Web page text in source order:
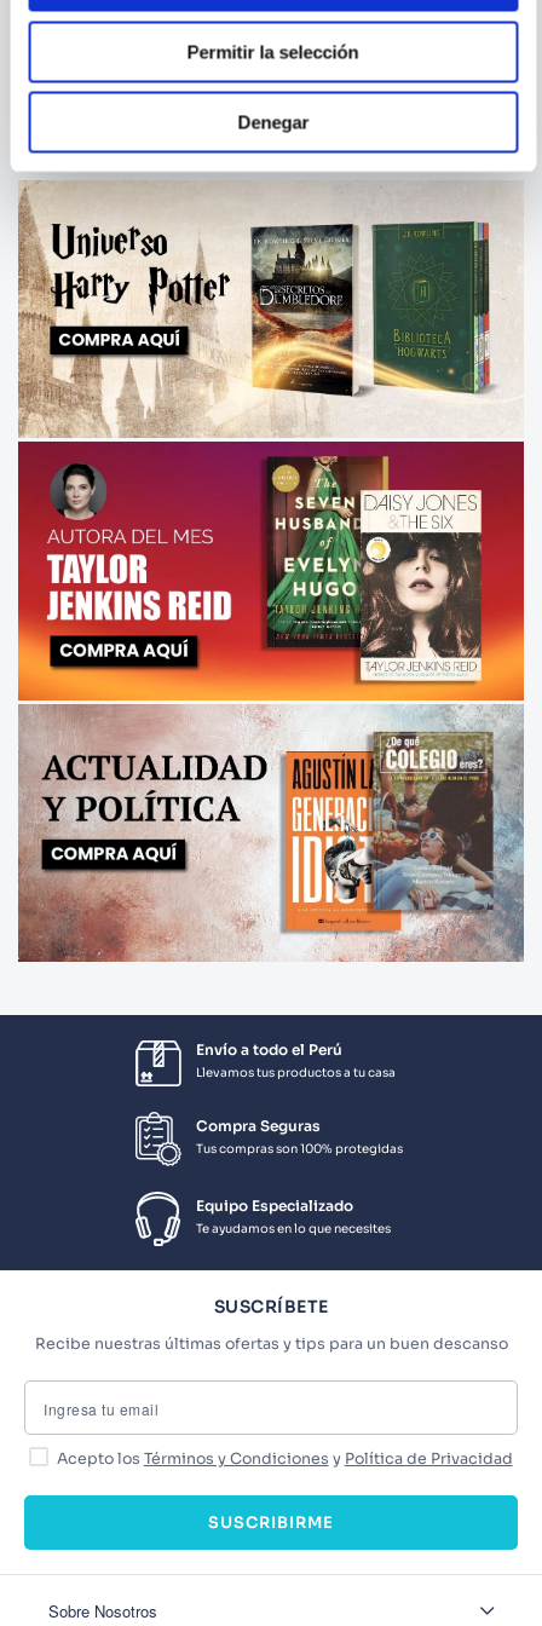
Permitir la selección
Denegar
NUESTRAS REGLAS EL PODER DEL AYUNO
Envío a todo el Perú
Llevamos tus productos a tu casa
Compra Seguras
Tus compras son 100% protegidas
Equipo Especializado
Te ayudamos en lo que necesites
SUSCRÍBETE
Recibe nuestras últimas ofertas y tips para un buen descanso
Acepto los Términos y Condiciones y Política de Privacidad
SUSCRIBIRME
Sobre Nosotros